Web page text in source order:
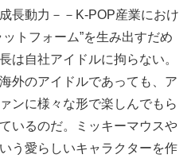
長動力－－K-POP産業におけ
トフォーム”を生み出すだめ
は自社アイドルに拘らない。
外のアイドルであっても、ア
ンに様々な形で楽しんでもら
いるのだ。ミッキーマウスや
う愛らしいキャラクターを作